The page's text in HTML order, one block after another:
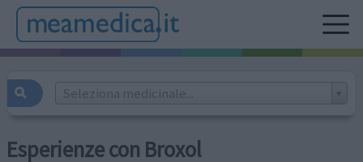
Seleziona medicinale...
Esperienze con Broxol